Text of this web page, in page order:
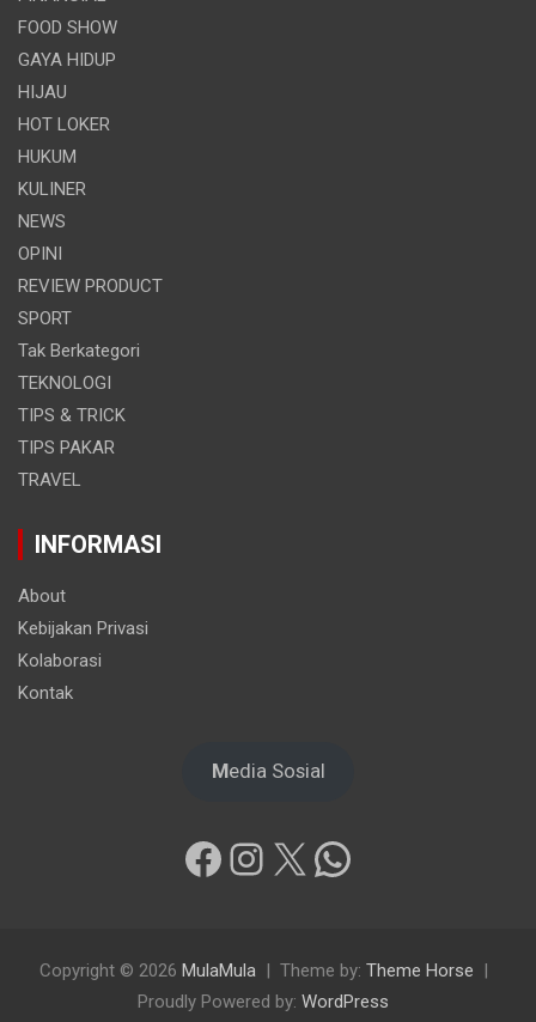
FOOD SHOW
GAYA HIDUP
HIJAU
HOT LOKER
HUKUM
KULINER
NEWS
OPINI
REVIEW PRODUCT
SPORT
Tak Berkategori
TEKNOLOGI
TIPS & TRICK
TIPS PAKAR
TRAVEL
INFORMASI
About
Kebijakan Privasi
Kolaborasi
Kontak
Media Sosial
Facebook
Instagram
X WhatsApp
Copyright © 2026 MulaMula Theme by: Theme Horse
Proudly Powered by: WordPress